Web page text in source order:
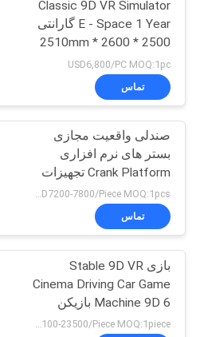
پارک تم VR
16
ماشین های
3
Classic 9D VR Simulator
E - Space 1 Year گارانتی
2500 * 2600 * 2510mm
USD6,800/PC MOQ:1pc
تماس
صندلی واقعیت مجازی
بستر های نرم افزاری
Crank Platform تجهیزات
سینمایی 5D 7D 9D 12D
USD7200-7800/Piece MOQ:1pcs
تماس
بازی Stable 9D VR
Cinema Driving Car Game
Machine 9D 6 بازیکن
Amusement Park Rides
USD23100-23500/Piece MOQ:1piece